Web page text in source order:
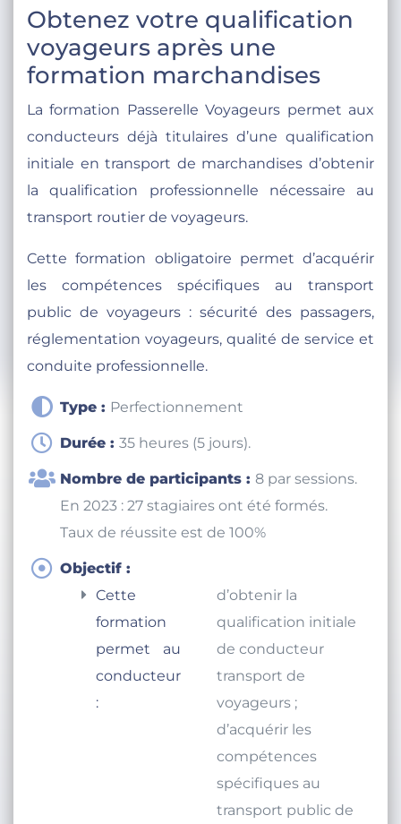
Obtenez votre qualification
voyageurs après une
formation marchandises
La formation Passerelle Voyageurs permet aux
conducteurs déjà titulaires d’une qualification
initiale en transport de marchandises d’obtenir
la qualification professionnelle nécessaire au
transport routier de voyageurs.
Cette formation obligatoire permet d’acquérir
les compétences spécifiques au transport
public de voyageurs : sécurité des passagers,
réglementation voyageurs, qualité de service et
conduite professionnelle.
Type : Perfectionnement
Durée : 35 heures (5 jours).
Nombre de participants : 8 par sessions.
En 2023 : 27 stagiaires ont été formés.
Taux de réussite est de 100%
Objectif :
Cette
formation
permet au
conducteur
:
d’obtenir la
qualification initiale
de conducteur
transport de
voyageurs ;
d’acquérir les
compétences
spécifiques au
transport public de